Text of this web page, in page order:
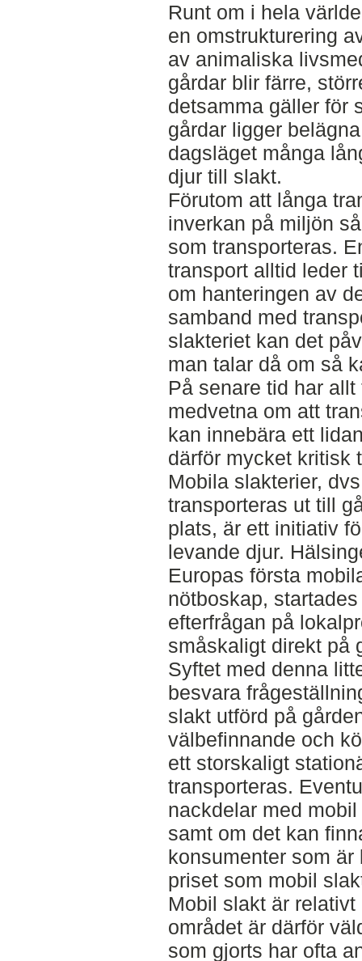
Runt om i hela
en omstrukturering
av animaliska
gårdar blir färre,
detsamma gäller för
gårdar ligger
dagsläget många
djur till slakt.
Förutom att långa
inverkan på miljön
som transporteras.
transport alltid leder
om hanteringen av
samband med
slakteriet kan det
man talar då om så
På senare tid har
medvetna om att
kan innebära ett
därför mycket kritisk
Mobila slakterier,
transporteras ut till
plats, är ett initiativ
levande djur.
Europas första
nötboskap,
efterfrågan på
småskaligt direkt på
Syftet med denna
besvara
slakt utförd på
välbefinnande och
ett storskaligt
transporteras.
nackdelar med
samt om det kan
konsumenter som
priset som mobil
Mobil slakt är
området är därför
som gjorts har ofta